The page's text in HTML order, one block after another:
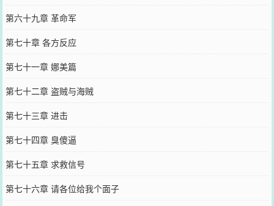
第六十九章 革命军
第七十章 各方反应
第七十一章 娜美篇
第七十二章 盗贼与海贼
第七十三章 进击
第七十四章 臭傻逼
第七十五章 求救信号
第七十六章 请各位给我个面子